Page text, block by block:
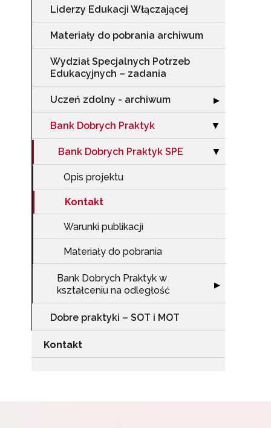
Liderzy Edukacji Włączającej
Materiały do pobrania archiwum
Wydział Specjalnych Potrzeb
Edukacyjnych – zadania
Uczeń zdolny - archiwum Rozwiń sekcję
▶
Bank Dobrych Praktyk Zwiń sekcję
▶
Bank Dobrych Praktyk SPE Zwiń sekcję
▶
Opis projektu
Kontakt
Warunki publikacji
Materiały do pobrania
Bank Dobrych Praktyk w
kształceniu na odległość
Rozwiń sekcję
▶
Dobre praktyki – SOT i MOT
Kontakt